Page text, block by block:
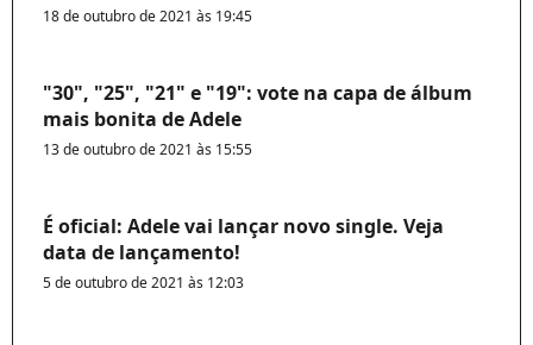
18 de outubro de 2021 às 19:45
"30", "25", "21" e "19": vote na capa de álbum
mais bonita de Adele
13 de outubro de 2021 às 15:55
É oficial: Adele vai lançar novo single. Veja
data de lançamento!
5 de outubro de 2021 às 12:03